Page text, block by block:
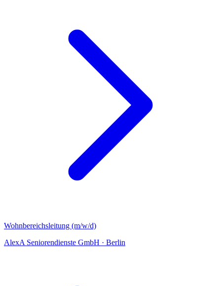
Wohnbereichsleitung (m/w/d)
AlexA Seniorendienste GmbH · Berlin